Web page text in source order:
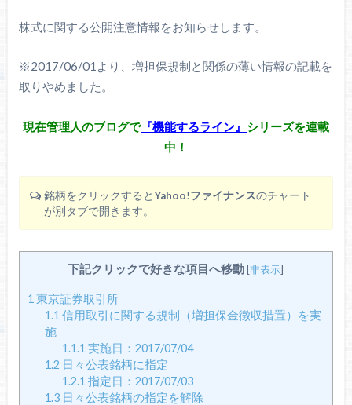
株式に関する公開注意情報をお知らせします。
※2017/06/01より、増担保規制と関係の薄い情報の記載を
取りやめました。
現在管理人のブログで『機能するライン』 シリーズを連載
中！
銘柄をクリックするとYahoo!ファイナンスのチャート
が別タブで開きます。
下記クリックで好きな項目へ移動 [非表示]
1 東京証券取引所
1.1 信用取引に関する規制（増担保金徴収措置）を実
施
1.1.1 実施日：2017/07/04
1.2 日々公表銘柄に指定
1.2.1 指定日：2017/07/03
1.3日々公表銘柄の指定を解除